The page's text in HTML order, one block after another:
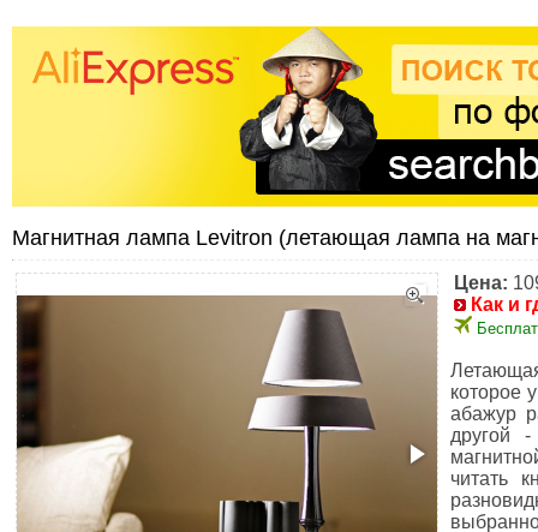
Магнитная лампа Levitron (летающая лампа на
Цена:
Как и
которое
абажур
другой
читать